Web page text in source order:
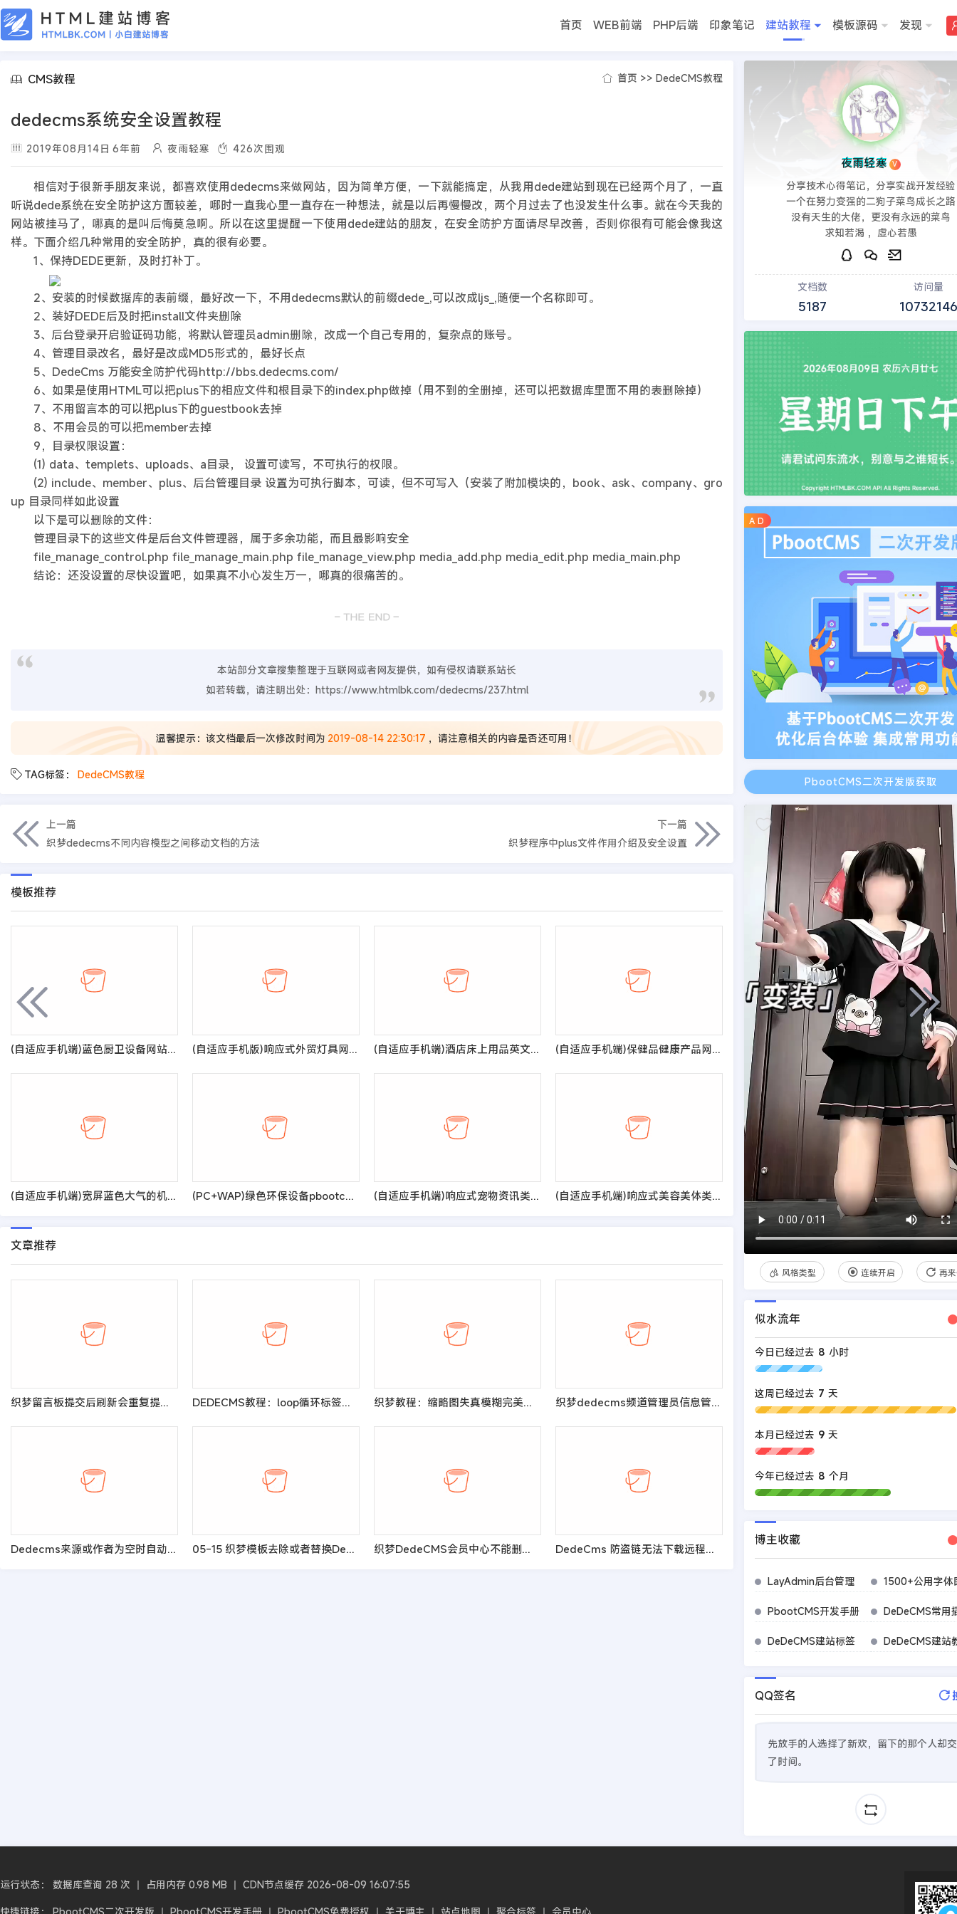
首页 WEB前端 PHP后端 印象笔记 建站教程 模板源码 发现
CMS教程 首页 >> DedeCMS教程
dedecms系统安全设置教程
2019年08月14日 6年前 夜雨轻寒 426次围观
相信对于很新手朋友来说，都喜欢使用dedecms来做网站，因为简单方便，一下就能搞定，从我用dede建站到现在已经两个月了，一直
听说dede系统在安全防护这方面较差，哪时一直我心里一直存在一种想法，就是以后再慢慢改，两个月过去了也没发生什么事。就在今天我的
网站被挂马了，哪真的是叫后悔莫急啊。所以在这里提醒一下使用dede建站的朋友，在安全防护方面请尽早改善，否则你很有可能会像我这
样。下面介绍几种常用的安全防护，真的很有必要。
1、保持DEDE更新，及时打补丁。
2、安装的时候数据库的表前缀，最好改一下，不用dedecms默认的前缀dede_,可以改成ljs_,随便一个名称即可。
2、装好DEDE后及时把install文件夹删除
3、后台登录开启验证码功能，将默认管理员admin删除，改成一个自己专用的，复杂点的账号。
4、管理目录改名，最好是改成MD5形式的，最好长点
5、DedeCms 万能安全防护代码http://bbs.dedecms.com/
6、如果是使用HTML可以把plus下的相应文件和根目录下的index.php做掉（用不到的全删掉，还可以把数据库里面不用的表删除掉）
7、不用留言本的可以把plus下的guestbook去掉
8、不用会员的可以把member去掉
9，目录权限设置：
(1) data、templets、uploads、a目录， 设置可读写，不可执行的权限。
(2) include、member、plus、后台管理目录 设置为可执行脚本，可读，但不可写入（安装了附加模块的，book、ask、company、gro
up 目录同样如此设置
以下是可以删除的文件：
管理目录下的这些文件是后台文件管理器，属于多余功能，而且最影响安全
file_manage_control.php file_manage_main.php file_manage_view.php media_add.php media_edit.php media_main.php
结论：还没设置的尽快设置吧，如果真不小心发生万一，哪真的很痛苦的。
本站部分文章搜集整理于互联网或者网友提供，如有侵权请联系站长
如若转载，请注明出处： https://www.htmlbk.com/dedecms/237.html
温馨提示：该文档最后一次修改时间为 2019-08-14 22:30:17 ，请注意相关的内容是否还可用！
TAG标签： DedeCMS教程
上一篇
织梦dedecms不同内容模型之间移动文档的方法
下一篇
织梦程序中plus文件作用介绍及安全设置
模板推荐
(自适应手机端)蓝色厨卫设备网站pbootcms模板 厨房水龙头阀门水槽网站源码 (自适应手机版)响应式外贸灯具网站pbootcms模板 LED灯具英文外贸网站源码 (自适应手机端)酒店床上用品英文外贸网站模板 - 带下载功能和三级栏目 (自适应手机端)保健品健康产品网站模板
(自适应手机端)宽屏蓝色大气的机械齿轮类网站pbootcms模板 响应式五金轴承加工制造网站源码 (PC+WAP)绿色环保设备pbootcms企业网站模板 环保企业网站源码 (自适应手机端)响应式宠物资讯类pbootcms网站模板 宠物博客经验网站源码 (自适应手机端)响应式美容美体类网站pbootcms模板 HTML5美容养生会所网站源码
文章推荐
织梦留言板提交后刷新会重复提交的解决办法 DEDECMS教程：loop循环标签的使用 织梦教程：缩略图失真模糊完美解决方法 织梦dedecms频道管理员信息管理员访问自定义表单的设置
Dedecms来源或作者为空时自动隐藏的方法 05-15 织梦模板去除或者替换Dedecms提示信息的方法 织梦DedeCMS会员中心不能删除好友的解决办法 DedeCms 防盗链无法下载远程图片的解决方法
夜雨轻寒 V
分享技术心得笔记，分享实战开发经验
一个在努力变强的二狗子菜鸟成长之路
没有天生的大佬，更没有永远的菜鸟
求知若渴 ，虚心若愚
文档数
5187
访问量
10732146
A D
PbootCMS二次开发版获取
风格类型 连续开启 再
似水流年
今日已经过去 8 小时
这周已经过去 7 天
本月已经过去 9 天
今年已经过去 8 个月
博主收藏
LayAdmin后台管理 1500+公用字体
PbootCMS开发手册 DeDeCMS常用
DeDeCMS建站标签 DeDeCMS建站
QQ签名
先放手的人选择了新欢，留下的那个人却
了时间。
运行状态： 数据库查询 28 次 丨 占用内存 0.98 MB 丨 CDN节点缓存 2026-08-09 16:07:55